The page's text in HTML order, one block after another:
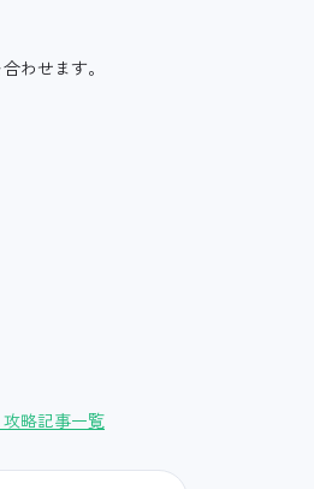
わせます。
略記事一覧